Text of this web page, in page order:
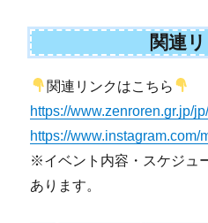
関連
関連リンクはこちら
https://www.zenroren.gr.jp/
https://www.instagram.com/
※イベント内容・スケジュ
あります。